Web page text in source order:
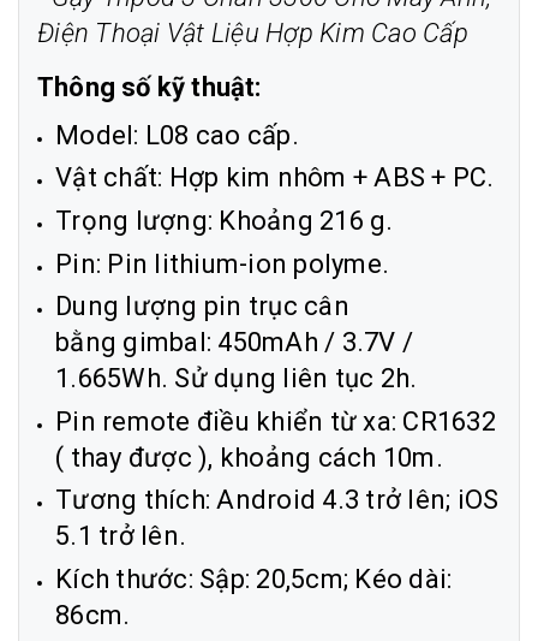
Điện Thoại Vật Liệu Hợp Kim Cao Cấp
Thông số kỹ thuật:
Model: L08 cao cấp.
Vật chất: Hợp kim nhôm + ABS + PC.
Trọng lượng: Khoảng 216 g.
Pin: Pin lithium-ion polyme.
Dung lượng pin trục cân
bằng gimbal: 450mAh / 3.7V /
1.665Wh. Sử dụng liên tục 2h.
Pin remote điều khiển từ xa: CR1632
( thay được ), khoảng cách 10m.
Tương thích: Android 4.3 trở lên; iOS
5.1 trở lên.
Kích thước: Sập: 20,5cm; Kéo dài:
86cm.